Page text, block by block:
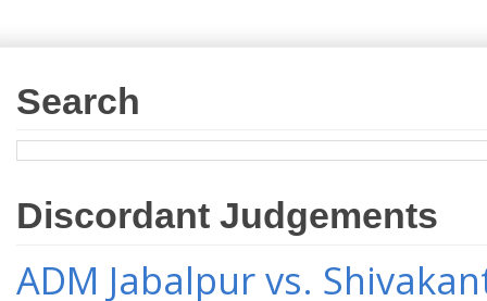
Search
Discordant Judgements
ADM Jabalpur vs.